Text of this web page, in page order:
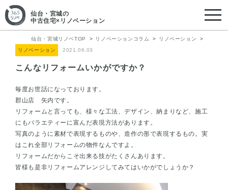
仙台・宮城の
中古住宅×リノベーション
仙台・宮城リノベTOP リノベーションコラム
リノベーション
リノベーション
2021.06.03
こんなリフォームいかがですか？
毎度お世話になっております。
郡山店 矢内です。
リフォームと言っても、様々な工法、デザイン、納まりなど、施工
にもバラエティーに富んだ表現方法があります。
写真のように素材で表現するものや、造作の形で表現するもの。実
はこれ全部リフォームの物件なんですよ。
リフォームだからこそ出来る技がたくさんあります。
皆様も是非リフォームアレンジしてみてはいかがでしょうか？